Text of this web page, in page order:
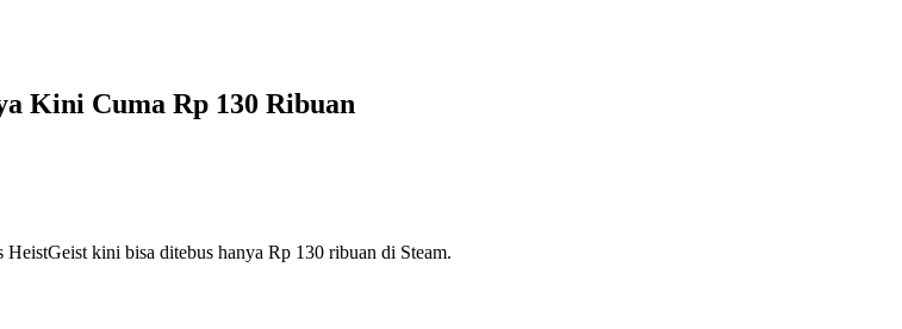
Kini Cuma Rp 130 Ribuan
kini bisa ditebus hanya Rp 130 ribuan di Steam.